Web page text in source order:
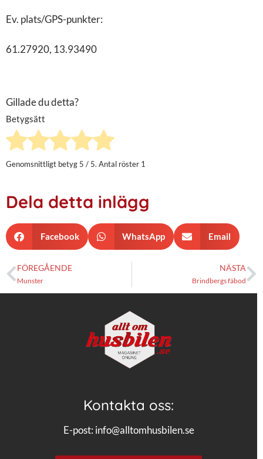
Ev. plats/GPS-punkter:
61.27920, 13.93490
Gillade du detta?
Betygsätt
Genomsnittligt betyg 5 / 5. Antal röster 1
Dela detta inlägg
Facebook WhatsApp Email
FÖREGÅENDE
Munster
NÄSTA
Brindbergs fäbod
Kontakta oss:
E-post: info@alltomhusbilen.se